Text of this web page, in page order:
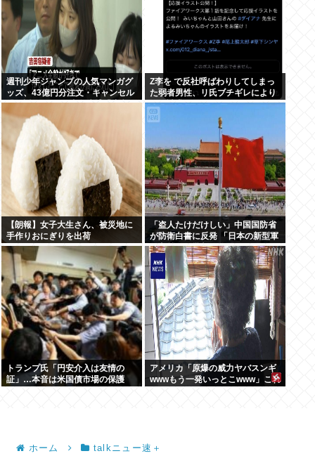
週刊少年ジャンプの人気マンガグ
ッズ、43億円分注文・キャンセル
繰り返したか 32歳女逮捕「注文し
たことで欲求が満たされた」
Z李を で反社呼ばわりしてしまっ
た弱者男性、リ氏ブチギレにより
開示請求へ
【朗報】女子大生さん、被災地に
手作りおにぎりを出荷
「盗人たけだけしい」中国国防省
が防衛白書に反発 「日本の新型軍
国主義」と批判
トランプ氏「円安介入は友情の
証」…本音は米国債市場の保護
アメリカ「原爆の威力ヤバスンギ
wwwもう一発いっとこwww」これ
ホーム talkニュー速＋